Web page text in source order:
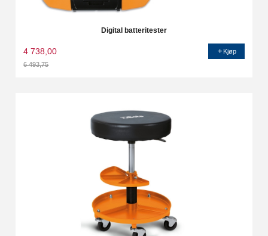
Digital batteritester
4 738,00
6 493,75
Kjøp